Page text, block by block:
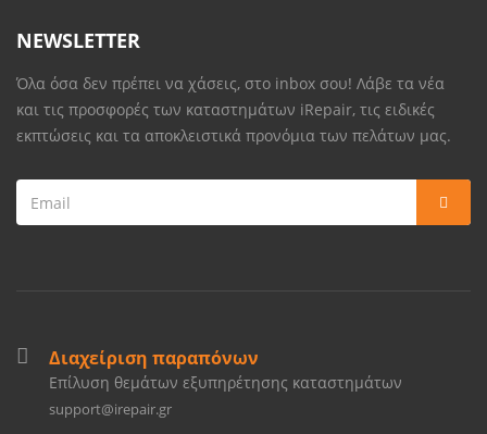
NEWSLETTER
Όλα όσα δεν πρέπει να χάσεις, στο inbox σου! Λάβε τα νέα
και τις προσφορές των καταστημάτων iRepair, τις ειδικές
εκπτώσεις και τα αποκλειστικά προνόμια των πελάτων μας.
Διαχείριση παραπόνων
Επίλυση θεμάτων εξυπηρέτησης καταστημάτων
support@irepair.gr